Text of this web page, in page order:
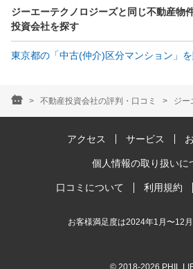
ジーエーテクノロジーズと同じ不動産物
投資会社を探す
東京都の「中古(仲介)区分マンション」
不動産投資会社の評判・口コミ ジー
アクセス サービス
個人情報の取り扱いに
口コミについて 利用規約
お客様満足度は2024年1月〜12月
© 2018-2026 PHIL